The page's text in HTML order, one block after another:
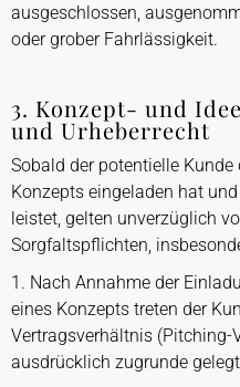
ausgeschlossen,
oder grober Fahrlässigkeit.
3. Konzept- und
und Urheberrecht
Sobald der potentielle
Konzepts eingeladen hat
leistet, gelten unverzüglich
Sorgfaltspflichten,
1. Nach Annahme der
eines Konzepts treten der
Vertragsverhältnis (Pitching-
ausdrücklich zugrunde